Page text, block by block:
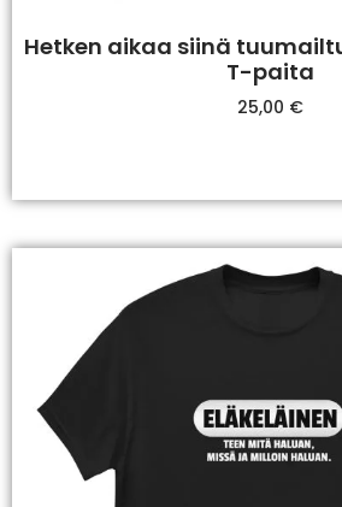
Hetken aikaa siinä
T-paita
25,00 €